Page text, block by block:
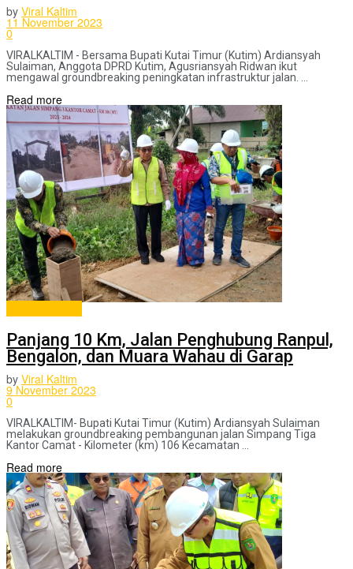
by Viral Kaltim
11 November 2023
0
VIRALKALTIM - Bersama Bupati Kutai Timur (Kutim) Ardiansyah
Sulaiman, Anggota DPRD Kutim, Agusriansyah Ridwan ikut
mengawal groundbreaking peningkatan infrastruktur jalan. ...
Read more
Panjang 10 Km, Jalan Penghubung Ranpul,
Bengalon, dan Muara Wahau di Garap
by Viral Kaltim
9 November 2023
0
VIRALKALTIM- Bupati Kutai Timur (Kutim) Ardiansyah Sulaiman
melakukan groundbreaking pembangunan jalan Simpang Tiga
Kantor Camat - Kilometer (km) 106 Kecamatan ...
Read more